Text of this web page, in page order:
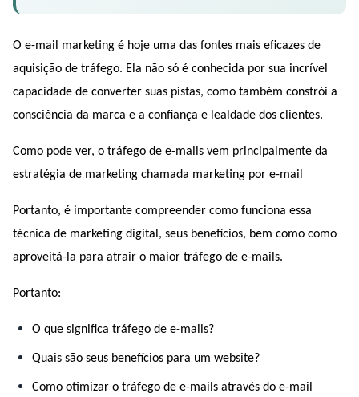
O e-mail marketing é hoje uma das fontes mais eficazes de
aquisição de tráfego. Ela não só é conhecida por sua incrível
capacidade de converter suas pistas, como também constrói a
consciência da marca e a confiança e lealdade dos clientes.
Como pode ver, o tráfego de e-mails vem principalmente da
estratégia de marketing chamada marketing por e-mail
Portanto, é importante compreender como funciona essa
técnica de marketing digital, seus benefícios, bem como como
aproveitá-la para atrair o maior tráfego de e-mails.
Portanto:
O que significa tráfego de e-mails?
Quais são seus benefícios para um website?
Como otimizar o tráfego de e-mails através do e-mail